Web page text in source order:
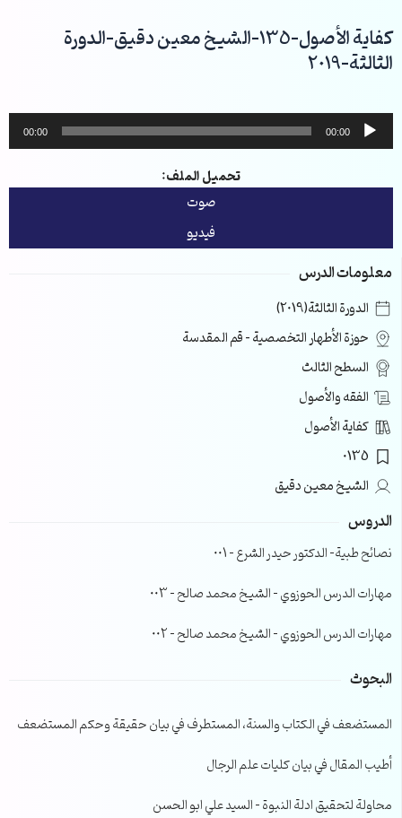
إلى
المحتوى
كفاية الأصول-135-الشيخ معين دقيق-الدورة
الثالثة-2019
مشغل
الصوت
00:00
00:00
تحميل الملف:
صوت
فيديو
معلومات الدرس
الدورة الثالثة(2019)
حوزة الأطهار التخصصية – قم المقدسة
السطح الثالث
الفقه والأصول
كفاية الأصول
0135
الشيخ معين دقيق
الدروس
نصائح طبية- الدكتور حيدر الشرع – 001
مهارات الدرس الحوزوي – الشيخ محمد صالح – 003
مهارات الدرس الحوزوي – الشيخ محمد صالح – 002
البحوث
المستضعف في الكتاب والسنة، المستطرف في بيان حقيقة وحكم المستضعف
أطيب المقال في بيان كليات علم الرجال
محاولة لتحقيق ادلة النبوة – السيد علي ابو الحسن